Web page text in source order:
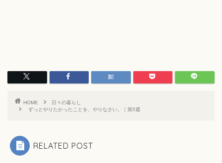
HOME
日々の暮らし
ずっとやりたかったことを、やりなさい。｜第5週
RELATED POST